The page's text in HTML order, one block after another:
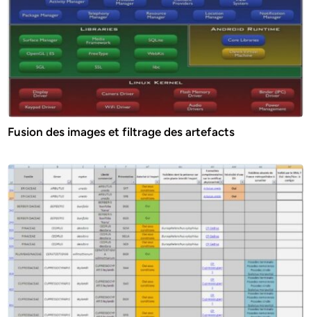
Fusion des images et filtrage des artefacts